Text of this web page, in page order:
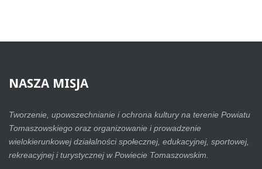
NASZA MISJA
Tworzenie, upowszechnianie i ochrona kultury na terenie Powiatu
Tomaszowskiego oraz organizowanie i prowadzenie
wielokierunkowej działalności społecznej, edukacyjnej, sportowej,
rekreacyjnej i turystycznej w Powiecie Tomaszowskim.